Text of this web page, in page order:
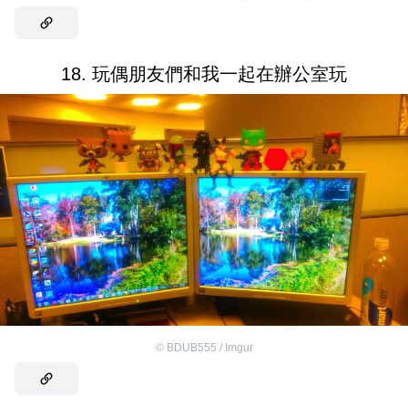
18. 玩偶朋友們和我一起在辦公室玩
© BDUB555 / Imgur